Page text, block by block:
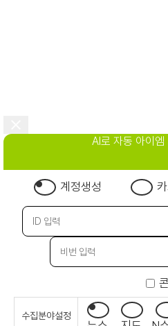
AI로 자동 아이엠
계정생성
수집분야설정